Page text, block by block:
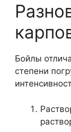
Бойлы
степени